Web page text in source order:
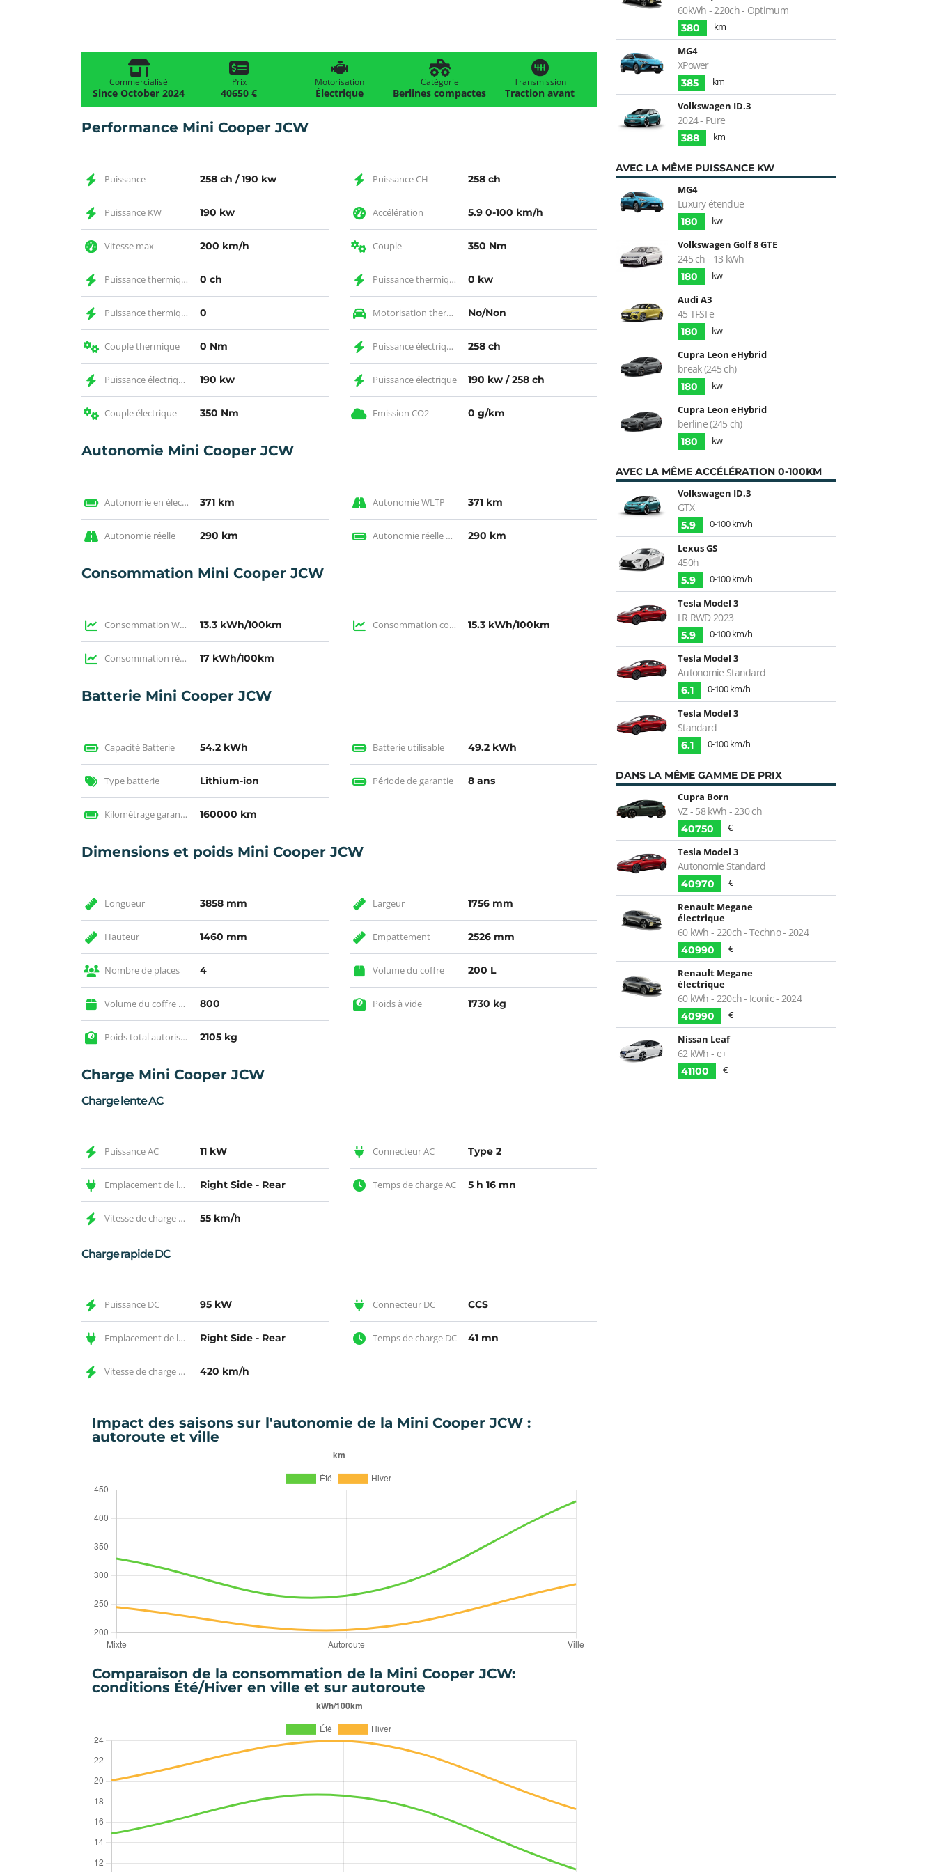
Commercialisé
Since October 2024
Prix
40650 €
Motorisation
Électrique
Catégorie
Berlines compactes
Transmission
Traction avant
Performance Mini Cooper JCW
Puissance 258 ch / 190 kw Puissance CH 258 ch
Puissance KW 190 kw Accélération 5.9 0-100 km/h
Vitesse max 200 km/h Couple 350 Nm
Puissance thermique CH 0 ch Puissance thermique KW 0 kw
Puissance thermique 0 Motorisation thermique No/Non
Couple thermique 0 Nm Puissance électrique CH 258 ch
Puissance électrique KW 190 kw Puissance électrique 190 kw / 258 ch
Couple électrique 350 Nm Emission CO2 0 g/km
Autonomie Mini Cooper JCW
Autonomie en électrique WLTP 371 km Autonomie WLTP 371 km
Autonomie réelle 290 km Autonomie réelle en électrique 290 km
Consommation Mini Cooper JCW
Consommation WLTP 13.3 kWh/100km Consommation constructeur 15.3 kWh/100km
Consommation réelle 17 kWh/100km
Batterie Mini Cooper JCW
Capacité Batterie 54.2 kWh Batterie utilisable 49.2 kWh
Type batterie Lithium-ion Période de garantie 8 ans
Kilométrage garantie 160000 km
Dimensions et poids Mini Cooper JCW
Longueur 3858 mm Largeur 1756 mm
Hauteur 1460 mm Empattement 2526 mm
Nombre de places 4 Volume du coffre 200 L
Volume du coffre max 800 Poids à vide 1730 kg
Poids total autorisé en charge 2105 kg
Charge Mini Cooper JCW
Charge lente AC
Puissance AC 11 kW Connecteur AC Type 2
Emplacement de la prise AC Right Side - Rear Temps de charge AC 5 h 16 mn
Vitesse de charge AC 55 km/h
Charge rapide DC
Puissance DC 95 kW Connecteur DC CCS
Emplacement de la prise DC Right Side - Rear Temps de charge DC 41 mn
Vitesse de charge DC 420 km/h
Impact des saisons sur l'autonomie de la Mini Cooper JCW :
autoroute et ville
Comparaison de la consommation de la Mini Cooper JCW:
conditions Été/Hiver en ville et sur autoroute
60kWh - 220ch - Optimum
380
km
MG4
XPower
385
km
Volkswagen ID.3
2024 - Pure
388 km
AVEC LA MÊME PUISSANCE KW
MG4
Luxury étendue
180
kw
Volkswagen Golf 8 GTE
245 ch - 13 kWh
180
kw
Audi A3
45 TFSI e
180
kw
Cupra Leon eHybrid
break (245 ch)
180
kw
Cupra Leon eHybrid
berline (245 ch)
180 kw
AVEC LA MÊME ACCÉLÉRATION 0-100KM
Volkswagen ID.3
GTX
5.9
0-100 km/h
Lexus GS
450h
5.9
0-100 km/h
Tesla Model 3
LR RWD 2023
5.9
0-100 km/h
Tesla Model 3
Autonomie Standard
6.1
0-100 km/h
Tesla Model 3
Standard
6.1 0-100 km/h
DANS LA MÊME GAMME DE PRIX
Cupra Born
VZ - 58 kWh - 230 ch
40750
€
Tesla Model 3
Autonomie Standard
40970
€
Renault Megane
électrique
60 kWh - 220ch - Techno - 2024
40990
€
Renault Megane
électrique
60 kWh - 220ch - Iconic - 2024
40990
€
Nissan Leaf
62 kWh - e+
41100 €